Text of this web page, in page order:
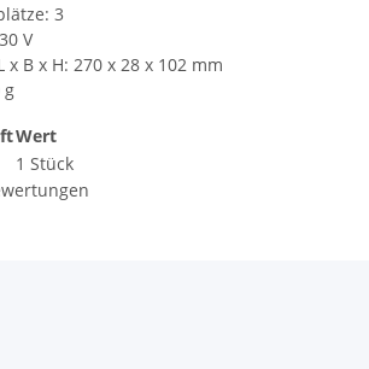
3
V
x B x H: 270 x 28 x 102 mm
g
Wert
1 Stück